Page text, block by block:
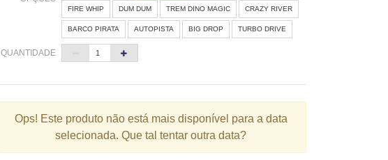
D S Q Q S S
1
24 25
30 31
FIRE WHIP DUM DUM TREM DINO MAGIC CRAZY RIVER
BARCO PIRATA AUTOPISTA BIG DROP TURBO DRIVE
QUANTIDADE
Ops! Este produto não está mais disponível para a data
selecionada. Que tal tentar outra data?